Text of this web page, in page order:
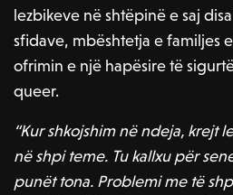
lezbikeve në shtëpinë e saj
sfidave, mbështetja e familjes
ofrimin e një hapësire të
queer.
“Kur shkojshim në ndeja, krejt
në shpi teme. Tu kallxu për
punët tona. Problemi me të